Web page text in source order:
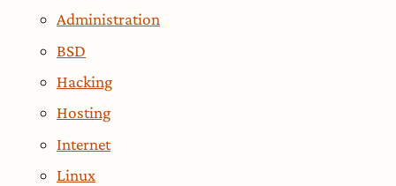
Administration
BSD
Hacking
Hosting
Internet
Linux